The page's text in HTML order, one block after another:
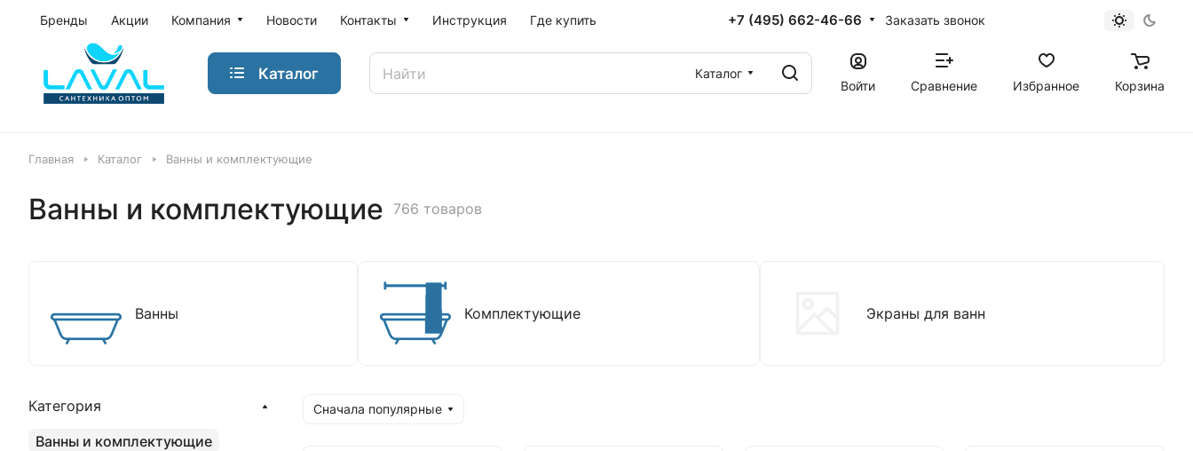
Бренды Акции Компания Новости Контакты Инструкция Где купить +7 (495) 662-46-66 Заказать звонок
Каталог
Каталог
Войти
Сравнение Избранное Корзина
Главная Каталог Ванны и комплектующие
Ванны и комплектующие 766 товаров
Ванны Комплектующие Экраны для ванн
Сначала популярные
Категория
Ванны и комплектующие